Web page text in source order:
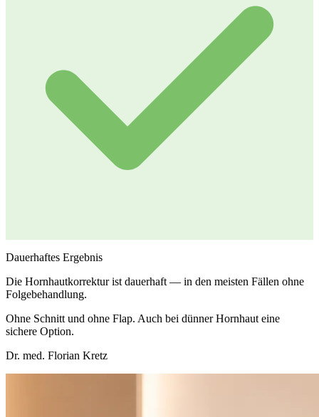
Dauerhaftes Ergebnis
Die Hornhautkorrektur ist dauerhaft — in den meisten Fällen ohne
Folgebehandlung.
Ohne Schnitt und ohne Flap. Auch bei dünner Hornhaut eine
sichere Option.
Dr. med. Florian Kretz